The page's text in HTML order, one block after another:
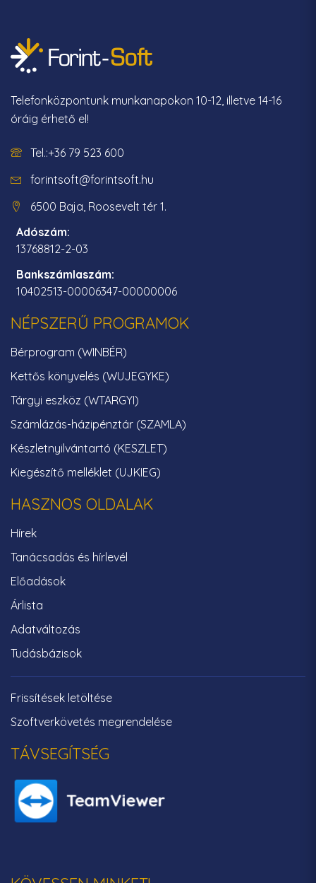
Telefonközpontunk munkanapokon 10-12, illetve 14-16
óráig érhető el!
Tel.:+36 79 523 600
forintsoft@forintsoft.hu
6500 Baja, Roosevelt tér 1.
Adószám:
13768812-2-03
Bankszámlaszám:
10402513-00006347-00000006
NÉPSZERŰ PROGRAMOK
Bérprogram (WINBÉR)
Kettős könyvelés (WUJEGYKE)
Tárgyi eszköz (WTARGYI)
Számlázás-házipénztár (SZAMLA)
Készletnyilvántartó (KESZLET)
Kiegészítő melléklet (UJKIEG)
HASZNOS OLDALAK
Hírek
Tanácsadás és hírlevél
Előadások
Árlista
Adatváltozás
Tudásbázisok
Frissítések letöltése
Szoftverkövetés megrendelése
TÁVSEGÍTSÉG